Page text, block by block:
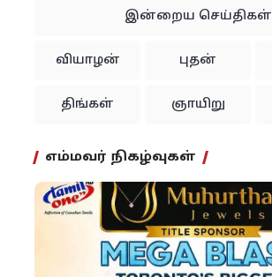
இன்றைய செய்திகள்
வியாழன் புதன்
திங்கள் ஞாயிறு
எம்மவர் நிகழ்வுகள்